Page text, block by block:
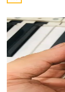
Khách
30 Tháng 9,
Cho xin
BÀI MỚI VIẾT
20
Th7
Dịch vụ